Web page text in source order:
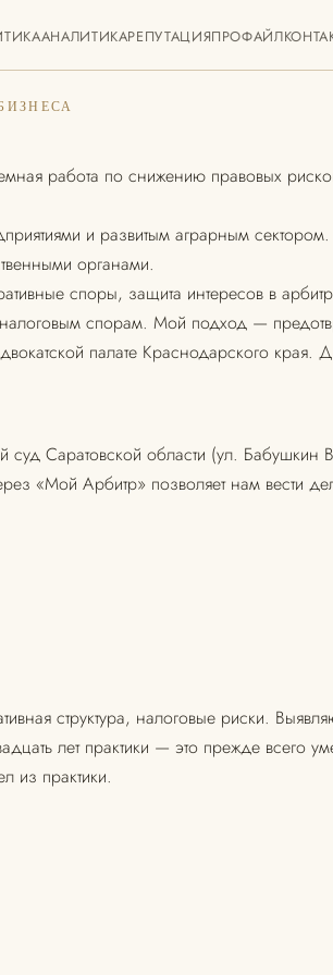
АНАЛИТИКАРЕПУТАЦИЯПРОФАЙЛ
работа по снижению правовых
и развитым аграрным
органами.
споры, защита интересов в
спорам. Мой подход —
палате Краснодарского
суд Саратовской области (ул.
«Мой Арбитр» позволяет нам вести
структура, налоговые риски.
лет практики — это прежде всего
из практики.